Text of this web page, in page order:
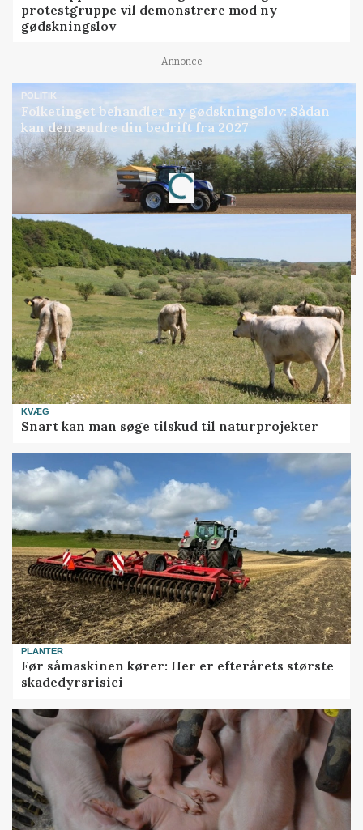
protestgruppe vil demonstrere mod ny
gødskningslov
Annonce
POLITIK
Folketinget behandler ny gødskningslov: Sådan
kan den ændre din bedrift fra 2027
Annonce
Loading...
KVÆG
Snart kan man søge tilskud til naturprojekter
PLANTER
Før såmaskinen kører: Her er efterårets største
skadedyrsrisici